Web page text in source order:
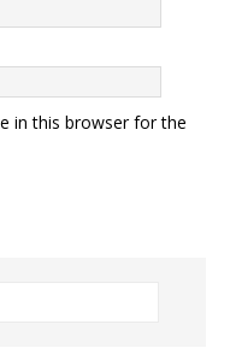
in this browser for the